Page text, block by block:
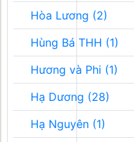
Hòa Lương (2)
Hùng Bá THH (1)
Hương và Phi (1)
Hạ Dương (28)
Hạ Nguyên (1)